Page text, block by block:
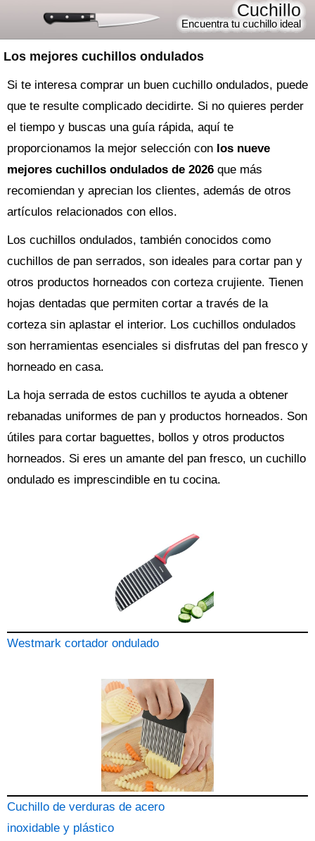
Los mejores cuchillos ondulados
Cuchillo
Encuentra tu cuchillo ideal
Si te interesa comprar un buen cuchillo ondulados, puede
que te resulte complicado decidirte. Si no quieres perder
el tiempo y buscas una guía rápida, aquí te
proporcionamos la mejor selección con los nueve
mejores cuchillos ondulados de 2026 que más
recomiendan y aprecian los clientes, además de otros
artículos relacionados con ellos.
Los cuchillos ondulados, también conocidos como
cuchillos de pan serrados, son ideales para cortar pan y
otros productos horneados con corteza crujiente. Tienen
hojas dentadas que permiten cortar a través de la
corteza sin aplastar el interior. Los cuchillos ondulados
son herramientas esenciales si disfrutas del pan fresco y
horneado en casa.
La hoja serrada de estos cuchillos te ayuda a obtener
rebanadas uniformes de pan y productos horneados. Son
útiles para cortar baguettes, bollos y otros productos
horneados. Si eres un amante del pan fresco, un cuchillo
ondulado es imprescindible en tu cocina.
Westmark cortador ondulado
Cuchillo de verduras de acero
inoxidable y plástico